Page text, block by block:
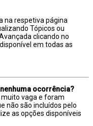
na respetiva página
Tópicos ou
clicando no
em todas as
ocorrência?
vaga e foram
não são incluídos pelo
as opções disponíveis